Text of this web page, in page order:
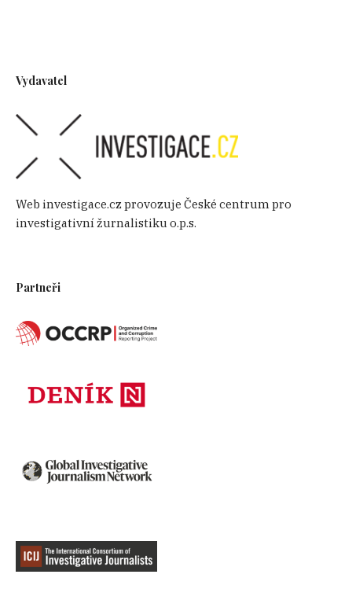
Vydavatel
Web investigace.cz provozuje České centrum pro
investigativní žurnalistiku o.p.s.
Partneři